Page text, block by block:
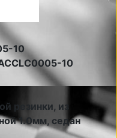
10
10
резинки, из
1.0мм, седан